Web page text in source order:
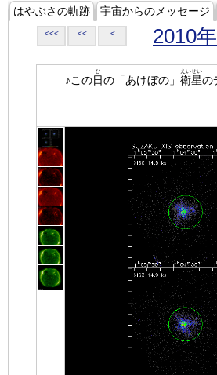
はやぶさの軌跡 宇宙からのメッセージ
<<< << < 2010
♪この日
ひ
の「あけぼの」 衛星
えいせい
の